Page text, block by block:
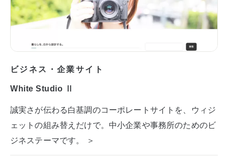
ビジネス・企業サイト
White Studio Ⅱ
誠実さが伝わる白基調のコーポレートサイトを、ウィジ
ェットの組み替えだけで。中小企業や事務所のためのビ
ジネステーマです。 ＞